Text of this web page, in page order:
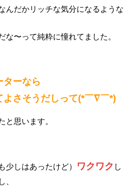
んだかリッチな気分になるような
な〜って純粋に憧れてました。
ターなら
さそうだしって(*￣∇￣*)
と思います。
少しはあったけど） ワクワク し
、